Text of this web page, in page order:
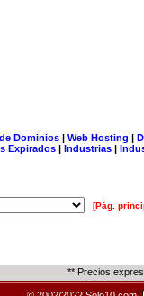
Dominios| Web Hosting |
Expirados | Industrias |
[Pág.
** Precios